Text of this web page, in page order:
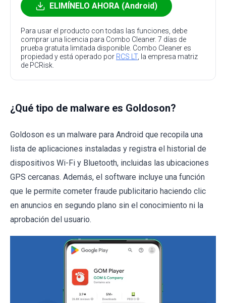
ELIMÍNELO AHORA (Android)
Para usar el producto con todas las funciones, debe
comprar una licencia para Combo Cleaner. 7 días de
prueba gratuita limitada disponible. Combo Cleaner es
propiedad y está operado por RCS LT, la empresa matriz
de PCRisk.
¿Qué tipo de malware es Goldoson?
Goldoson es un malware para Android que recopila una
lista de aplicaciones instaladas y registra el historial de
dispositivos Wi-Fi y Bluetooth, incluidas las ubicaciones
GPS cercanas. Además, el software incluye una función
que le permite cometer fraude publicitario haciendo clic
en anuncios en segundo plano sin el conocimiento ni la
aprobación del usuario.